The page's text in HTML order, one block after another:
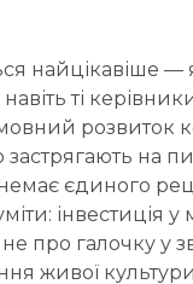
найцікавіше
ті
розвиток
застрягають на
немає єдиного
інвестиція у
про галочку у
живої